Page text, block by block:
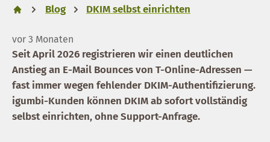
Blog DKIM selbst einrichten
vor 3 Monaten
Seit April 2026 registrieren wir einen deutlichen
Anstieg an E-Mail Bounces von T-Online-Adressen —
fast immer wegen fehlender DKIM-Authentifizierung.
igumbi-Kunden können DKIM ab sofort vollständig
selbst einrichten, ohne Support-Anfrage.